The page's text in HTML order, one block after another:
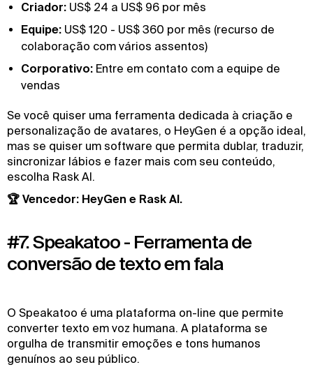
Criador: US$ 24 a US$ 96 por mês
Equipe: US$ 120 - US$ 360 por mês (recurso de
colaboração com vários assentos)
Corporativo: Entre em contato com a equipe de
vendas
Se você quiser uma ferramenta dedicada à criação e
personalização de avatares, o HeyGen é a opção ideal,
mas se quiser um software que permita dublar, traduzir,
sincronizar lábios e fazer mais com seu conteúdo,
escolha Rask AI.
🏆 Vencedor: HeyGen e Rask AI.
#7. Speakatoo - Ferramenta de
conversão de texto em fala
O Speakatoo é uma plataforma on-line que permite
converter texto em voz humana. A plataforma se
orgulha de transmitir emoções e tons humanos
genuínos ao seu público.